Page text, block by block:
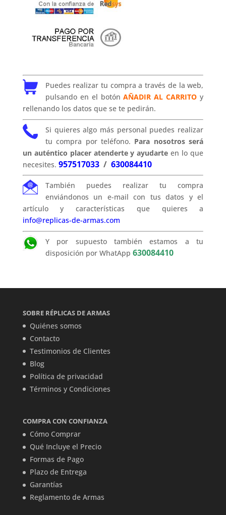
Puedes realizar tu compra a través de la web,
pulsando en el botónAÑADIR AL CARRITO y
rellenando los datos que se te pedirán.
Si quieres algo más personal puedes realizar
tu compra por teléfono. Para nosotros será
un auténtico placer atenderte y ayudarte en lo que
necesites. 957517033/ 630084410
También puedes realizar tu compra
enviándonos un e-mail con tus datos y el
artículo y características que quieres a
info@replicas-de-armas.com
Y por supuesto también estamos a tu
disposición por WhatApp 630084410
SOBRE RÉPLICAS DE ARMAS
Quiénes somos
Contacto
Testimonios de Clientes
Blog
Política de privacidad
Términos y Condiciones
COMPRA CON CONFIANZA
Cómo Comprar
Qué Incluye el Precio
Formas de Pago
Plazo de Entrega
Garantías
Reglamento de Armas